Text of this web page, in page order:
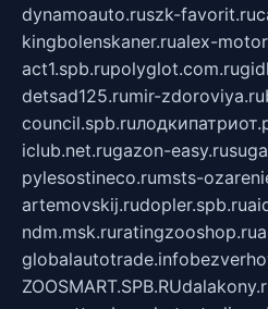
dynamoauto.ruszk-favorit.ru
kingbolenskaner.rualex-
act1.spb.rupolyglot.com.ru
detsad125.rumir-zdoroviya.ru
council.spb.ru
iclub.net.rugazon-easy.ru
pylesostineco.rumsts-
artemovskij.rudopler.spb.ru
ndm.msk.ruratingzooshop.ru
globalautotrade.info
ZOOSMART.SPB.RU